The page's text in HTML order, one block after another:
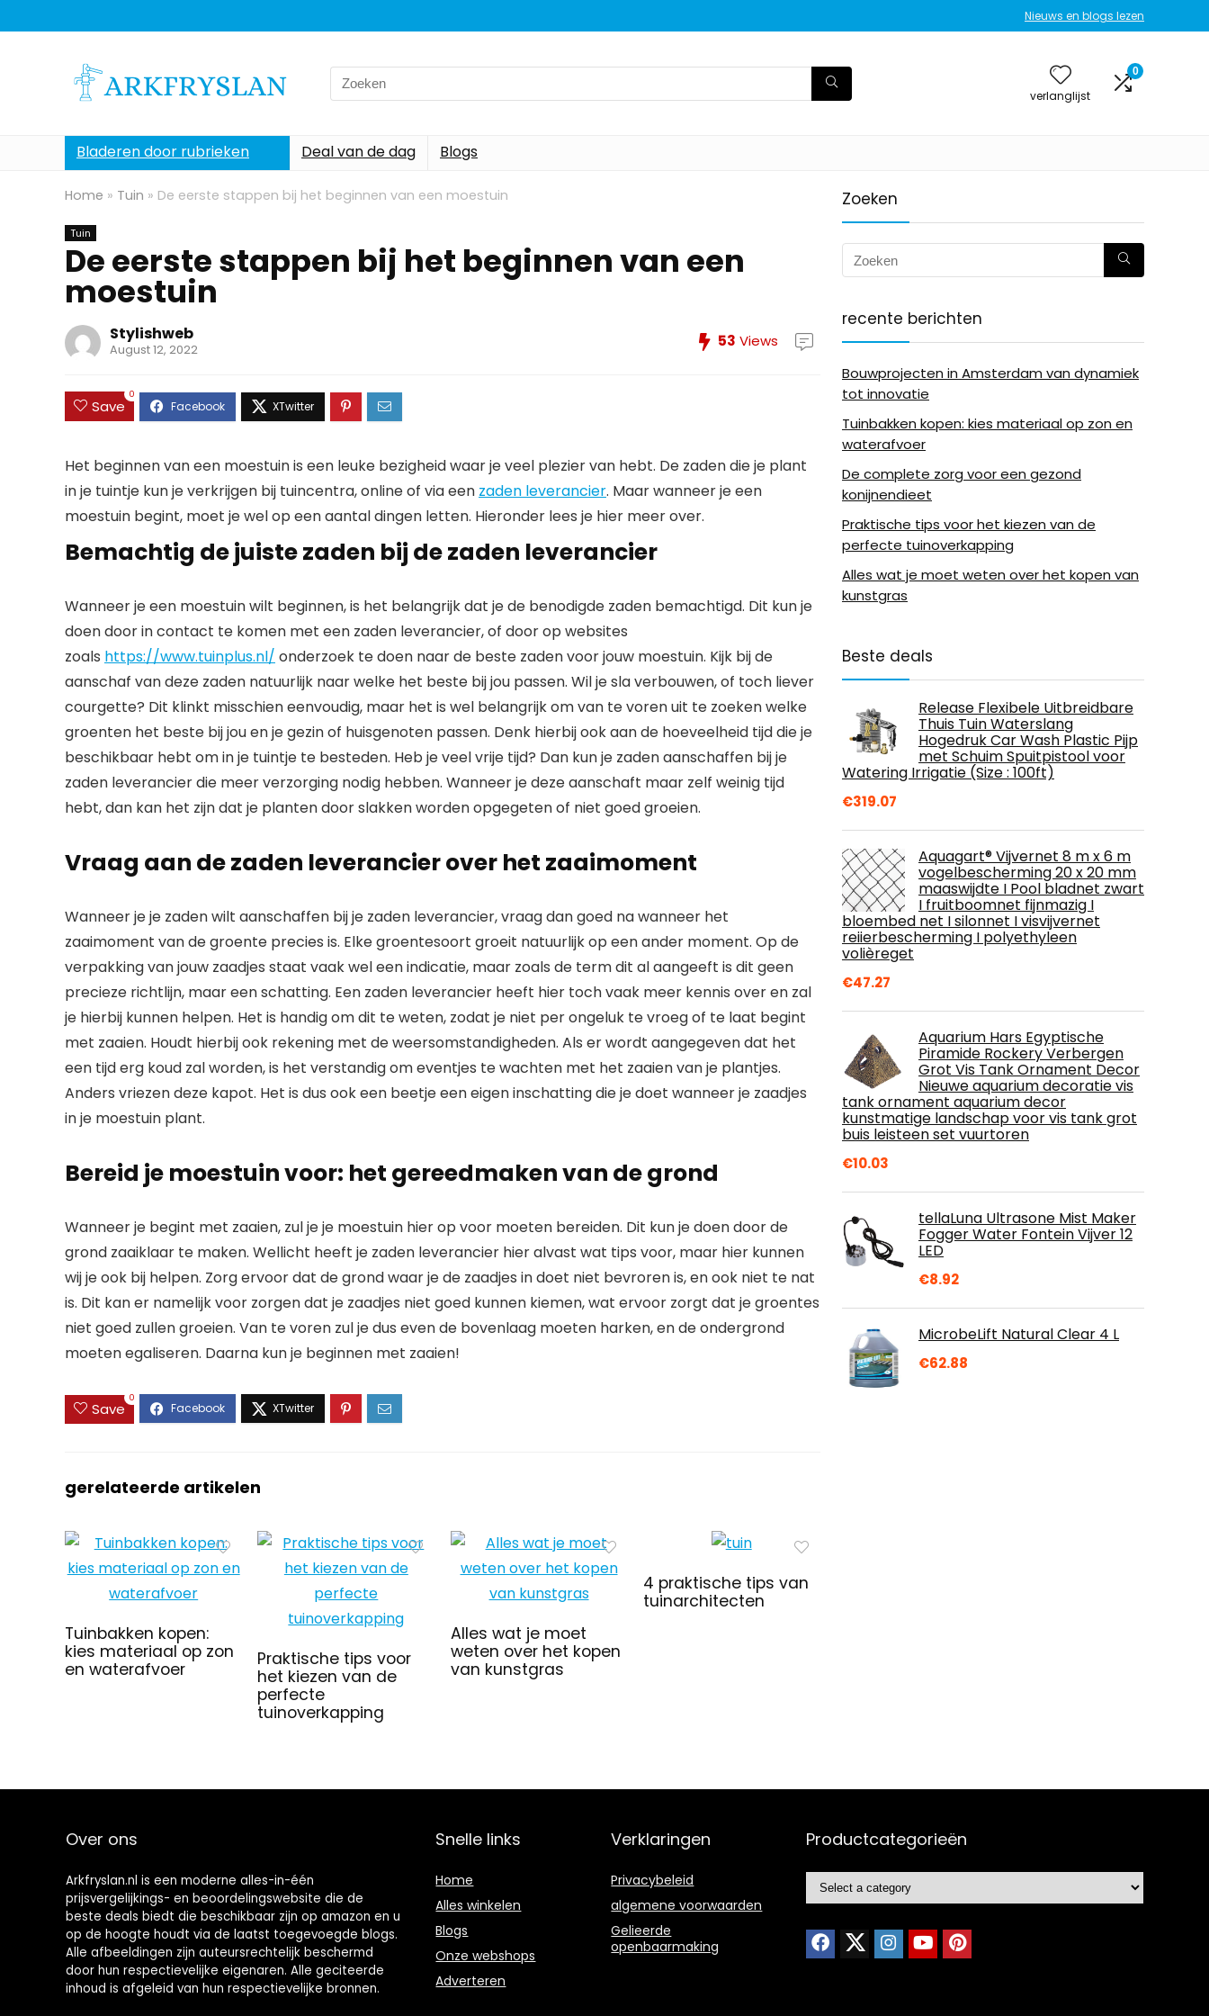
Nieuws en blogs lezen
Search
for:
verlanglijst
0
Bladeren door rubrieken Deal van de dag Blogs
Home » Tuin » De eerste stappen bij het beginnen van een moestuin
Tuin
De eerste stappen bij het beginnen van een
moestuin
Stylishweb
August 12, 2022 53 Views
Save
0
Het beginnen van een moestuin is een leuke bezigheid waar je veel plezier van hebt. De zaden die je plant
in je tuintje kun je verkrijgen bij tuincentra, online of via een zaden leverancier. Maar wanneer je een
moestuin begint, moet je wel op een aantal dingen letten. Hieronder lees je hier meer over.
Bemachtig de juiste zaden bij de zaden leverancier
Wanneer je een moestuin wilt beginnen, is het belangrijk dat je de benodigde zaden bemachtigd. Dit kun je
doen door in contact te komen met een zaden leverancier, of door op websites
zoals https://www.tuinplus.nl/ onderzoek te doen naar de beste zaden voor jouw moestuin. Kijk bij de
aanschaf van deze zaden natuurlijk naar welke het beste bij jou passen. Wil je sla verbouwen, of toch liever
courgette? Dit klinkt misschien eenvoudig, maar het is wel belangrijk om van te voren uit te zoeken welke
groenten het beste bij jou en je gezin of huisgenoten passen. Denk hierbij ook aan de hoeveelheid tijd die je
beschikbaar hebt om in je tuintje te besteden. Heb je veel vrije tijd? Dan kun je zaden aanschaffen bij je
zaden leverancier die meer verzorging nodig hebben. Wanneer je deze aanschaft maar zelf weinig tijd
hebt, dan kan het zijn dat je planten door slakken worden opgegeten of niet goed groeien.
Vraag aan de zaden leverancier over het zaaimoment
Wanneer je je zaden wilt aanschaffen bij je zaden leverancier, vraag dan goed na wanneer het
zaaimoment van de groente precies is. Elke groentesoort groeit natuurlijk op een ander moment. Op de
verpakking van jouw zaadjes staat vaak wel een indicatie, maar zoals de term dit al aangeeft is dit geen
precieze richtlijn, maar een schatting. Een zaden leverancier heeft hier toch vaak meer kennis over en zal
je hierbij kunnen helpen. Het is handig om dit te weten, zodat je niet per ongeluk te vroeg of te laat begint
met zaaien. Houdt hierbij ook rekening met de weersomstandigheden. Als er wordt aangegeven dat het
een tijd erg koud zal worden, is het verstandig om eventjes te wachten met het zaaien van je plantjes.
Anders vriezen deze kapot. Het is dus ook een beetje een eigen inschatting die je doet wanneer je zaadjes
in je moestuin plant.
Bereid je moestuin voor: het gereedmaken van de grond
Wanneer je begint met zaaien, zul je je moestuin hier op voor moeten bereiden. Dit kun je doen door de
grond zaaiklaar te maken. Wellicht heeft je zaden leverancier hier alvast wat tips voor, maar hier kunnen
wij je ook bij helpen. Zorg ervoor dat de grond waar je de zaadjes in doet niet bevroren is, en ook niet te nat
is. Dit kan er namelijk voor zorgen dat je zaadjes niet goed kunnen kiemen, wat ervoor zorgt dat je groentes
niet goed zullen groeien. Van te voren zul je dus even de bovenlaag moeten harken, en de ondergrond
moeten egaliseren. Daarna kun je beginnen met zaaien!
Save
0
gerelateerde artikelen
Tuinbakken kopen:
kies materiaal op zon
en waterafvoer
Praktische tips voor
het kiezen van de
perfecte
tuinoverkapping
Alles wat je moet
weten over het kopen
van kunstgras
4 praktische tips van
tuinarchitecten
Zoeken
recente berichten
Bouwprojecten in Amsterdam van dynamiek
tot innovatie
Tuinbakken kopen: kies materiaal op zon en
waterafvoer
De complete zorg voor een gezond
konijnendieet
Praktische tips voor het kiezen van de
perfecte tuinoverkapping
Alles wat je moet weten over het kopen van
kunstgras
Beste deals
Release Flexibele Uitbreidbare
Thuis Tuin Waterslang
Hogedruk Car Wash Plastic Pijp
met Schuim Spuitpistool voor
Watering Irrigatie (Size : 100ft)
€319.07
Aquagart® Vijvernet 8 m x 6 m
vogelbescherming 20 x 20 mm
maaswijdte I Pool bladnet zwart
I fruitboomnet fijnmazig I
bloembed net I silonnet I visvijvernet
reiierbescherming I polyethyleen
volièreget
€47.27
Aquarium Hars Egyptische
Piramide Rockery Verbergen
Grot Vis Tank Ornament Decor
Nieuwe aquarium decoratie vis
tank ornament aquarium decor
kunstmatige landschap voor vis tank grot
buis leisteen set vuurtoren
€10.03
tellaLuna Ultrasone Mist Maker
Fogger Water Fontein Vijver 12
LED
€8.92
MicrobeLift Natural Clear 4 L
€62.88
Over ons
Arkfryslan.nl is een moderne alles-in-één
prijsvergelijkings- en beoordelingswebsite die de
beste deals biedt die beschikbaar zijn op amazon en u
op de hoogte houdt via de laatst toegevoegde blogs.
Alle afbeeldingen zijn auteursrechtelijk beschermd
door hun respectievelijke eigenaren. Alle geciteerde
inhoud is afgeleid van hun respectievelijke bronnen.
Snelle links
Home
Alles winkelen
Blogs
Onze webshops
Adverteren
Verklaringen
Privacybeleid
algemene voorwaarden
Gelieerde
openbaarmaking
Productcategorieën